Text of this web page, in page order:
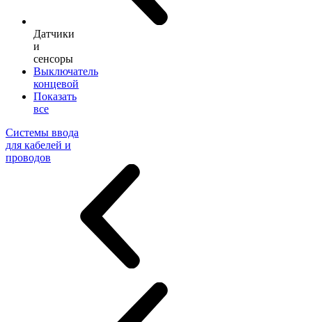
Датчики
и
сенсоры
Выключатель
концевой
Показать
все
Системы ввода
для кабелей и
проводов